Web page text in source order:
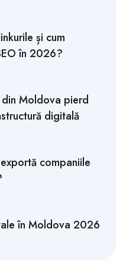
și cum
în 2026?
Moldova pierd
digitală
companiile
în Moldova 2026